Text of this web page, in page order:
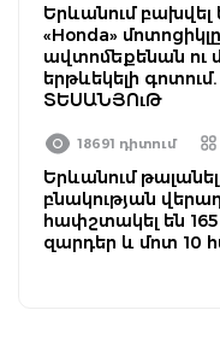
Երևանում բախվել
«Honda»
ավտոմեքենան ու
երթևեկելի
ՏԵՍԱՆՅՈւԹ
18691 դիտում
Երևանում
բնակության
հափշտակել են
զարդեր և մոտ 10